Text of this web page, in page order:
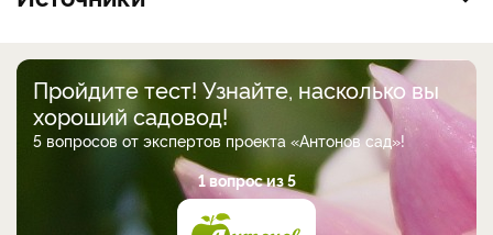
Пройдите тест! Узнайте, насколько вы
хороший садовод!
5 вопросов от экспертов проекта «Антонов сад»!
1 вопрос из 5